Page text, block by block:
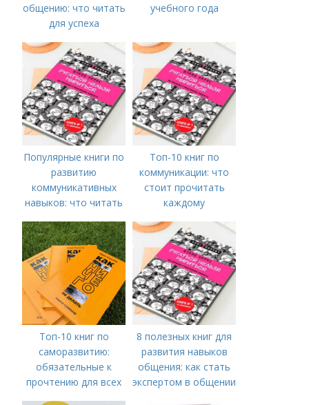
общению: что читать
для успеха
учебного года
Популярные книги по
развитию
коммуникативных
навыков: что читать
общения
Топ-10 книг по
коммуникации: что
стоит прочитать
каждому
Топ-10 книг по
саморазвитию:
обязательные к
прочтению для всех
8 полезных книг для
развития навыков
общения: как стать
экспертом в общении